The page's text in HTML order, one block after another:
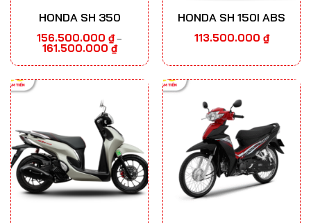
HONDA SH 350
156.500.000 ₫ –
161.500.000₫Khoảng
giá:
156.500.000 ₫
đến
161.500.000 ₫
HONDA SH 150I ABS
113.500.000 ₫